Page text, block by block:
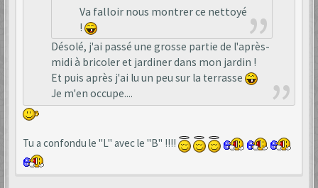
Va falloir nous montrer ce nettoyé
!
Désolé, j'ai passé une grosse partie de l'après-
midi à bricoler et jardiner dans mon jardin !
Et puis après j'ai lu un peu sur la terrasse
Je m'en occupe....
Tu a confondu le "L" avec le "B" !!!!